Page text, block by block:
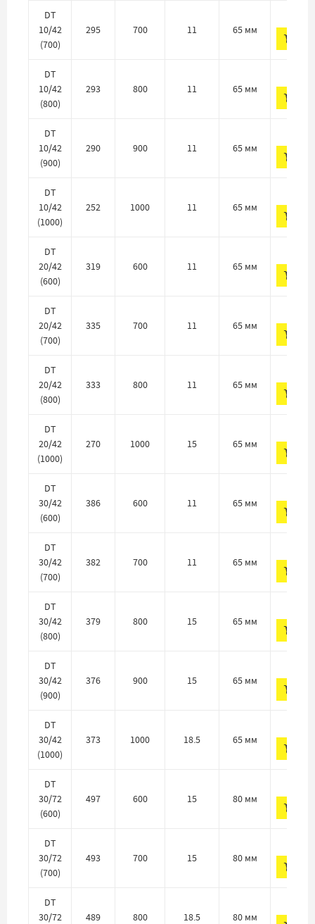
DT
10/42
(700)
295 700 11 65 мм
DT
10/42
(800)
293 800 11 65 мм
DT
10/42
(900)
290 900 11 65 мм
DT
10/42
(1000)
252 1000 11 65 мм
DT
20/42
(600)
319 600 11 65 мм
DT
20/42
(700)
335 700 11 65 мм
DT
20/42
(800)
333 800 11 65 мм
DT
20/42
(1000)
270 1000 15 65 мм
DT
30/42
(600)
386 600 11 65 мм
DT
30/42
(700)
382 700 11 65 мм
DT
30/42
(800)
379 800 15 65 мм
DT
30/42
(900)
376 900 15 65 мм
DT
30/42
(1000)
373 1000 18.5 65 мм
DT
30/72
(600)
497 600 15 80 мм
DT
30/72
(700)
493 700 15 80 мм
DT
30/72
489 800 18.5 80 мм